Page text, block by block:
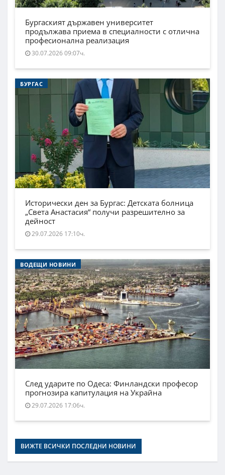
Бургаският държавен университет
продължава приема в специалности с отлична
професионална реализация
30.07.2026 09:07ч.
БУРГАС
Исторически ден за Бургас: Детската болница
„Света Анастасия“ получи разрешително за
дейност
29.07.2026 17:10ч.
ВОДЕЩИ НОВИНИ
След ударите по Одеса: Финландски професор
прогнозира капитулация на Украйна
29.07.2026 17:06ч.
ВИЖТЕ ВСИЧКИ ПОСЛЕДНИ НОВИНИ